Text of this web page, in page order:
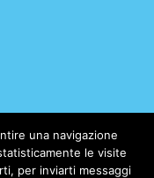
una navigazione
le visite
per inviarti messaggi